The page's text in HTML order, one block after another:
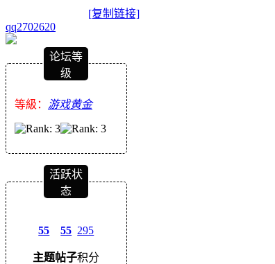
[复制链接]
qq2702620
论坛等
级
等級： 游戏黄金
活跃状
态
55
主题
55
帖子
295
积分